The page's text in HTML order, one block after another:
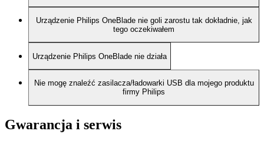
Urządzenie Philips OneBlade nie goli zarostu tak dokładnie, jak
tego oczekiwałem
Urządzenie Philips OneBlade nie działa
Nie mogę znaleźć zasilacza/ładowarki USB dla mojego produktu
firmy Philips
Gwarancja i serwis